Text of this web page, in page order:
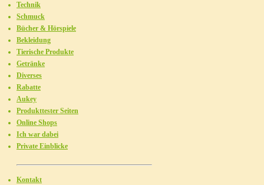
Technik
Schmuck
Bücher & Hörspiele
Bekleidung
Tierische Produkte
Getränke
Diverses
Rabatte
Aukey
Produkttester Seiten
Online Shops
Ich war dabei
Private Einblicke
Kontakt